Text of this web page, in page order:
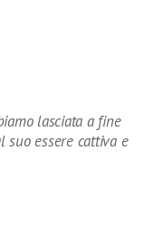
lasciata a fine
suo essere cattiva e